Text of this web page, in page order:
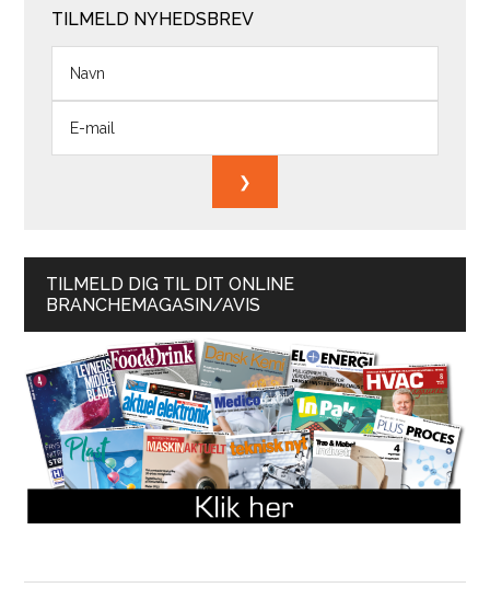
TILMELD NYHEDSBREV
TILMELD DIG TIL DIT ONLINE
BRANCHEMAGASIN/AVIS